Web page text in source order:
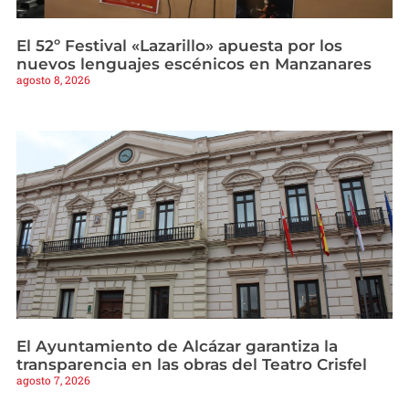
El 52º Festival «Lazarillo» apuesta por los
nuevos lenguajes escénicos en Manzanares
agosto 8, 2026
El Ayuntamiento de Alcázar garantiza la
transparencia en las obras del Teatro Crisfel
agosto 7, 2026